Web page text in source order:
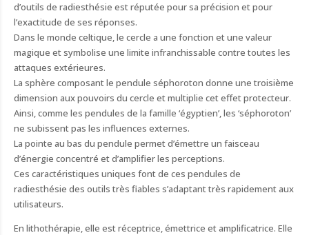
d’outils de radiesthésie est réputée pour sa précision et pour
l’exactitude de ses réponses.
Dans le monde celtique, le cercle a une fonction et une valeur
magique et symbolise une limite infranchissable contre toutes les
attaques extérieures.
La sphère composant le pendule séphoroton donne une troisième
dimension aux pouvoirs du cercle et multiplie cet effet protecteur.
Ainsi, comme les pendules de la famille ‘égyptien’, les ‘séphoroton’
ne subissent pas les influences externes.
La pointe au bas du pendule permet d’émettre un faisceau
d’énergie concentré et d’amplifier les perceptions.
Ces caractéristiques uniques font de ces pendules de
radiesthésie des outils très fiables s’adaptant très rapidement aux
utilisateurs.
En lithothérapie, elle est réceptrice, émettrice et amplificatrice. Elle